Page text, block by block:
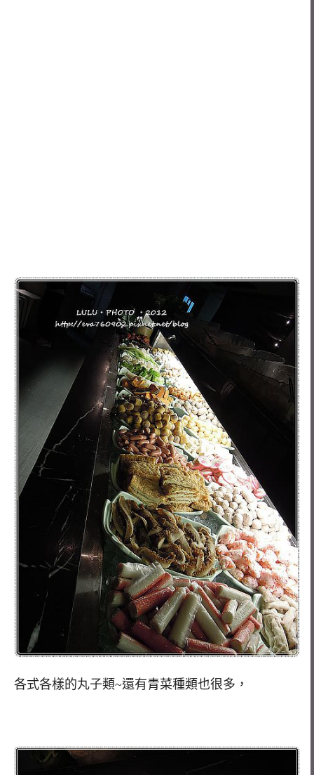
各式各樣的丸子類~還有青菜種類也很多，